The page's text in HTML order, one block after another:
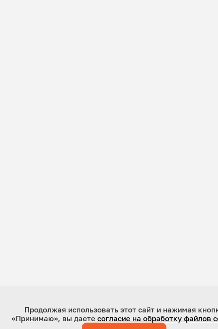
Продолжая использовать этот сайт и нажимая
«Принимаю», вы даете согласие на обработку файлов